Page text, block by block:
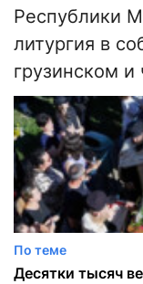
Республики
литургия в
грузинском
По теме
Десятки тысяч